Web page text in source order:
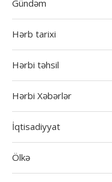
Gündəm
Hərb tarixi
Hərbi təhsil
Hərbi Xəbərlər
İqtisadiyyat
Ölkə